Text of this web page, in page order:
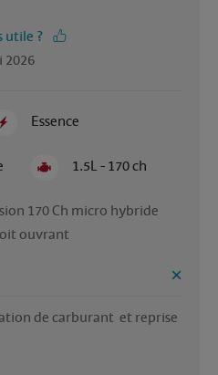
utile ?
2026
Essence
1.5L - 170 ch
170 Ch micro hybride
ouvrant
de carburant  et reprise